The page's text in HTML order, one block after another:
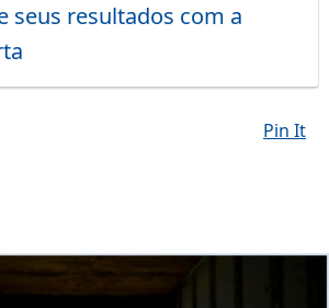
seus resultados com a
Pin It